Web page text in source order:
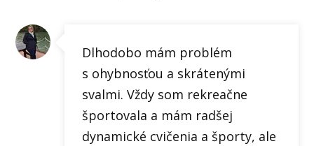
Dlhodobo mám problém
s ohybnosťou a skrátenými
svalmi. Vždy som rekreačne
športovala a mám radšej
dynamické cvičenia a športy, ale